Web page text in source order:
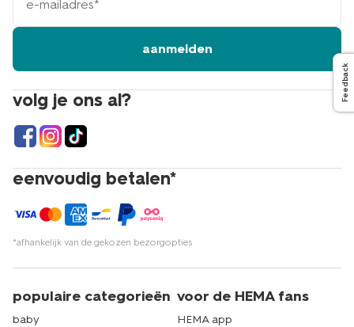
volg je ons al?
eenvoudig betalen*
*afhankelijk van de gekozen bezorgopties
mailadres
aanmelden
populaire categorieën
baby
voor de HEMA fans
HEMA app
Feedback